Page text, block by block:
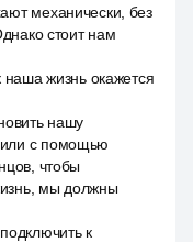
механически, без
стоит нам
наша жизнь окажется
нашу
с помощью
чтобы
мы должны
к